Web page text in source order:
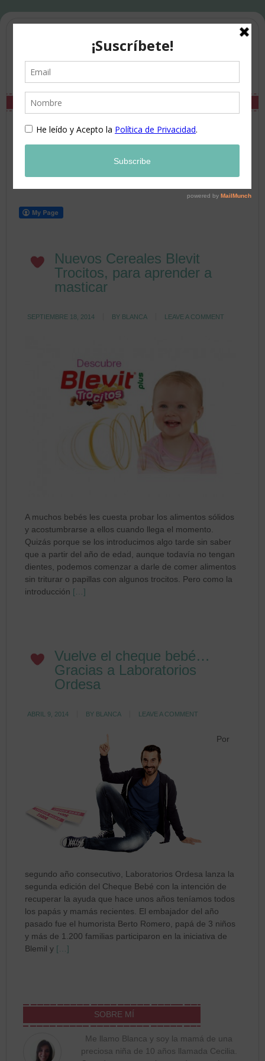
Nuevos Cereales Blevit
Trocitos, para aprender a
masticar
SEPTIEMBRE 18, 2014 BY BLANCA LEAVE A COMMENT
A muchos bebés les cuesta probar los alimentos sólidos
y acostumbrarse a ellos cuando llega el momento.
Quizás porque se los introducimos algo tarde sin saber
que a partir del año de edad, aunque todavía no tengan
dientes, podemos comenzar a darle de comer alimentos
sin triturar o papillas con algunos trocitos. Pero como la
introducción […]
Vuelve el cheque bebé…
Gracias a Laboratorios
Ordesa
ABRIL 9, 2014 BY BLANCA LEAVE A COMMENT
Por
segundo año consecutivo, Laboratorios Ordesa lanza la
segunda edición del Cheque Bebé con la intención de
recuperar la ayuda que hace unos años teníamos todos
los papás y mamás recientes. El embajador del año
pasado fue el humorista Berto Romero, papá de 3 niños
y más de 1.200 familias participaron en la iniciativa de
Blemil y […]
SOBRE MÍ
Me llamo Blanca y soy la mamá de una
preciosa niña de 10 años llamada Cecilia.